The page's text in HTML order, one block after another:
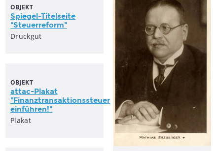
OBJEKT
Spiegel-Titelseite
"Steuerreform"
Druckgut
OBJEKT
attac-Plakat
"Finanztransaktionssteuer
einführen!"
Plakat